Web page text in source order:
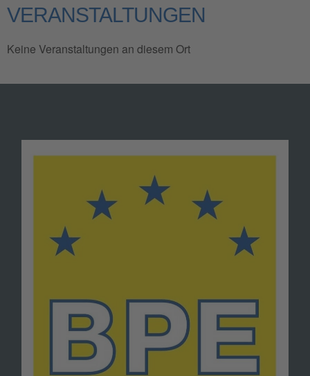
VERANSTALTUNGEN
Keine Veranstaltungen an diesem Ort